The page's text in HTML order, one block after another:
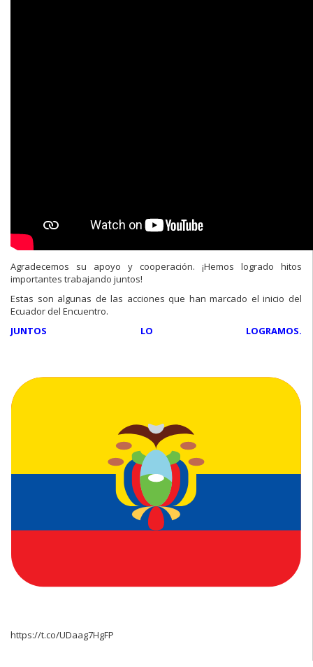
Agradecemos su apoyo y cooperación. ¡Hemos logrado hitos
importantes trabajando juntos!
Estas son algunas de las acciones que han marcado el inicio del
Ecuador del Encuentro.
JUNTOS LO LOGRAMOS.
https://t.co/UDaag7HgFP